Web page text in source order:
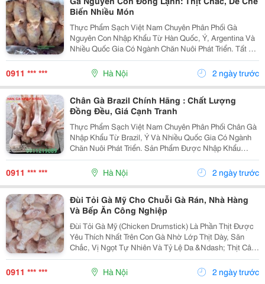
Biến Nhiều Món
Thực Phẩm Sạch Việt Nam Chuyên Phân Phối Gà
Nguyên Con Nhập Khẩu Từ Hàn Quốc, Ý, Argentina Và
Nhiều Quốc Gia Có Ngành Chăn Nuôi Phát Triển. Tất Cả
Sản Phẩm Đều Được Nhập Khẩu Chính Ngạch , Đầy Đủ
Giấy Tờ Kiểm Dịch, Chứng Nhận Nguồn Gốc Xuất Xứ
0911 *** *** Hà Nội 2 ngày trước
Chân Gà Brazil Chính Hãng : Chất Lượng
Đồng Đều, Giá Cạnh Tranh
Thực Phẩm Sạch Việt Nam Chuyên Phân Phối Chân Gà
Nhập Khẩu Từ Brazil, Ý Và Nhiều Quốc Gia Có Ngành
Chăn Nuôi Phát Triển. Sản Phẩm Được Nhập Khẩu
Chính Ngạch , Đầy Đủ Giấy Tờ Kiểm Dịch, Chứng Nhận
Nguồn Gốc Xuất Xứ (Co), Chứng Nhận Chất Lượng
(Cq) Và...
0911 *** *** Hà Nội 2 ngày trước
Đùi Tỏi Gà Mỹ Cho Chuỗi Gà Rán, Nhà Hàng
Và Bếp Ăn Công Nghiệp
Đùi Tỏi Gà Mỹ (Chicken Drumstick) Là Phần Thịt Được
Yêu Thích Nhất Trên Con Gà Nhờ Lớp Thịt Dày, Săn
Chắc, Vị Ngọt Tự Nhiên Và Tỷ Lệ Da &Ndash; Thịt Cân
Đối. Khi Chế Biến, Thịt Giữ Được Độ Mềm Mọng,
Không Bị Khô, Lớp Da Vàng Giòn Hấp Dẫn, Phù Hợp
0911 *** *** Hà Nội 2 ngày trước